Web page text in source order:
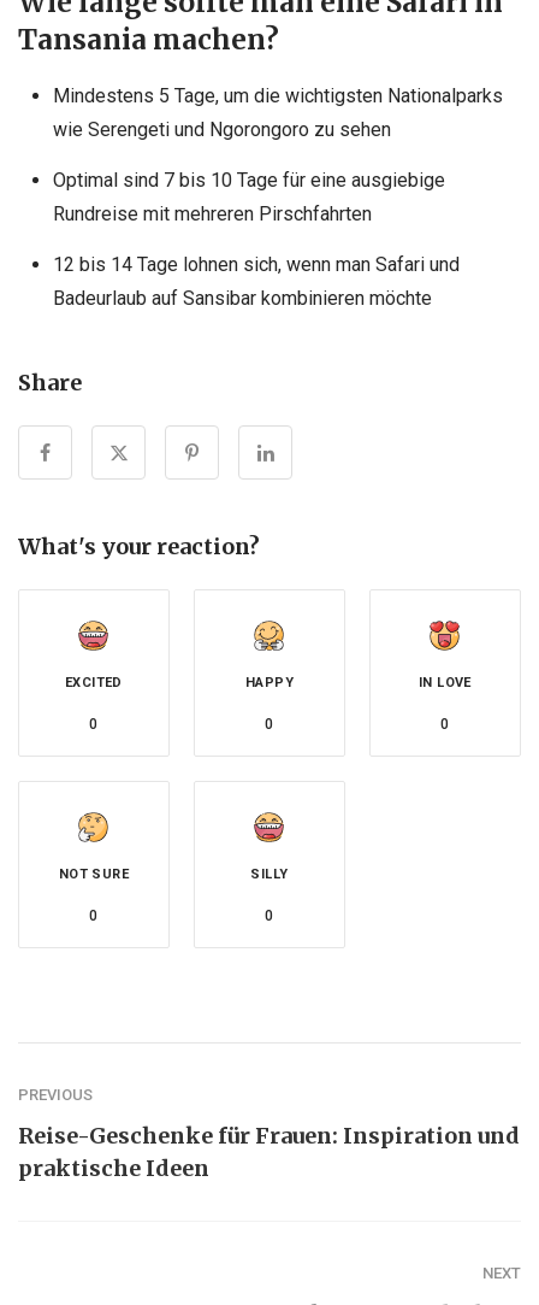
Tansania machen?
Mindestens 5 Tage, um die wichtigsten Nationalparks
wie Serengeti und Ngorongoro zu sehen
Optimal sind 7 bis 10 Tage für eine ausgiebige
Rundreise mit mehreren Pirschfahrten
12 bis 14 Tage lohnen sich, wenn man Safari und
Badeurlaub auf Sansibar kombinieren möchte
Share
What's your reaction?
EXCITED
0
HAPPY
0
IN LOVE
0
NOT SURE
0
SILLY
0
PREVIOUS
Reise-Geschenke für Frauen: Inspiration und
praktische Ideen
NEXT